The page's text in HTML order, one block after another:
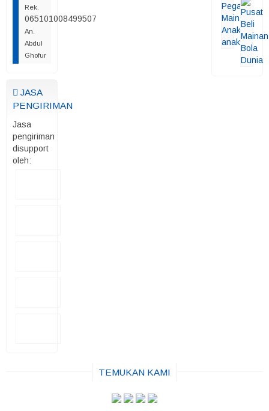
Rek.
065101008499507
An.
Abdul
Ghofur
JASA
PENGIRIMAN
Jasa
pengiriman
disupport
oleh:
TEMUKAN KAMI